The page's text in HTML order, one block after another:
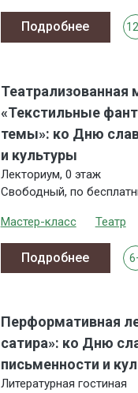
Подробнее
Театрализованная
«Текстильные
темы»: ко Дню
и культуры
Лекториум, 0 этаж
Свободный, по
Мастер-класс Театр
Подробнее
Перформативная
сатира»: ко Дню
письменности и
Литературная гостиная